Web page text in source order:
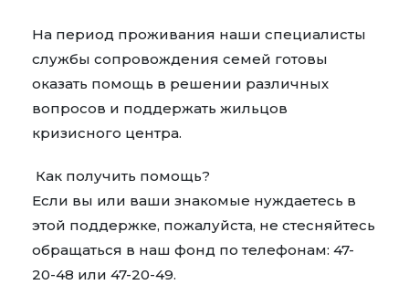
На период проживания наши специалисты
службы сопровождения семей готовы
оказать помощь в решении различных
вопросов и поддержать жильцов
кризисного центра.
Как получить помощь?
Если вы или ваши знакомые нуждаетесь в
этой поддержке, пожалуйста, не стесняйтесь
обращаться в наш фонд по телефонам: 47-
20-48 или 47-20-49.